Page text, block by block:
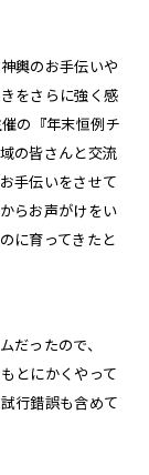
輿のお手伝いや
をさらに強く感
の『年末恒例チ
の皆さんと交流
手伝いをさせて
らお声がけをい
に育ってきたと
だったので、
とにかくやって
行錯誤も含めて